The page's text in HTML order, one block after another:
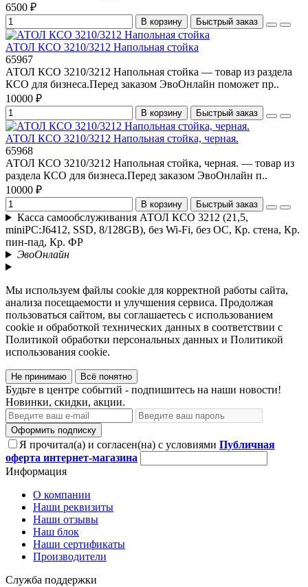
6500 ₽
В корзину Быстрый заказ
АТОЛ КСО 3210/3212 Напольная стойка
65967
АТОЛ КСО 3210/3212 Напольная стойка — товар из раздела
КСО для бизнеса.Перед заказом ЭвоОнлайн поможет пр..
10000 ₽
В корзину Быстрый заказ
АТОЛ КСО 3210/3212 Напольная стойка, черная.
65968
АТОЛ КСО 3210/3212 Напольная стойка, черная. — товар из
раздела КСО для бизнеса.Перед заказом ЭвоОнлайн п..
10000 ₽
В корзину Быстрый заказ
Касса самообслуживания АТОЛ КСО 3212 (21,5,
miniPC:J6412, SSD, 8/128GB), без Wi-Fi, без ОС, Кр. стена, Кр.
пин-пад, Кр. ФР
ЭвоОнлайн
Мы используем файлы cookie для корректной работы сайта,
анализа посещаемости и улучшения сервиса. Продолжая
пользоваться сайтом, вы соглашаетесь с использованием
cookie и обработкой технических данных в соответствии с
Политикой обработки персональных данных и Политикой
использования cookie.
Не принимаю Всё понятно
Будьте в центре событий - подпишитесь на наши новости!
Новинки, скидки, акции.
Оформить подписку
Я прочитал(а) и согласен(на) с условиями Публичная
оферта интернет-магазина
Информация
О компании
Наши реквизиты
Наши отзывы
Наш блок
Наши сертификаты
Производители
Служба поддержки